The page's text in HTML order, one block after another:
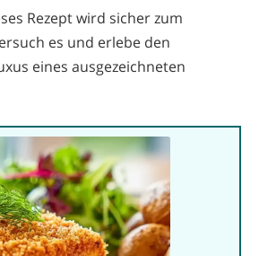
Rezept wird sicher zum
es und erlebe den
eines ausgezeichneten